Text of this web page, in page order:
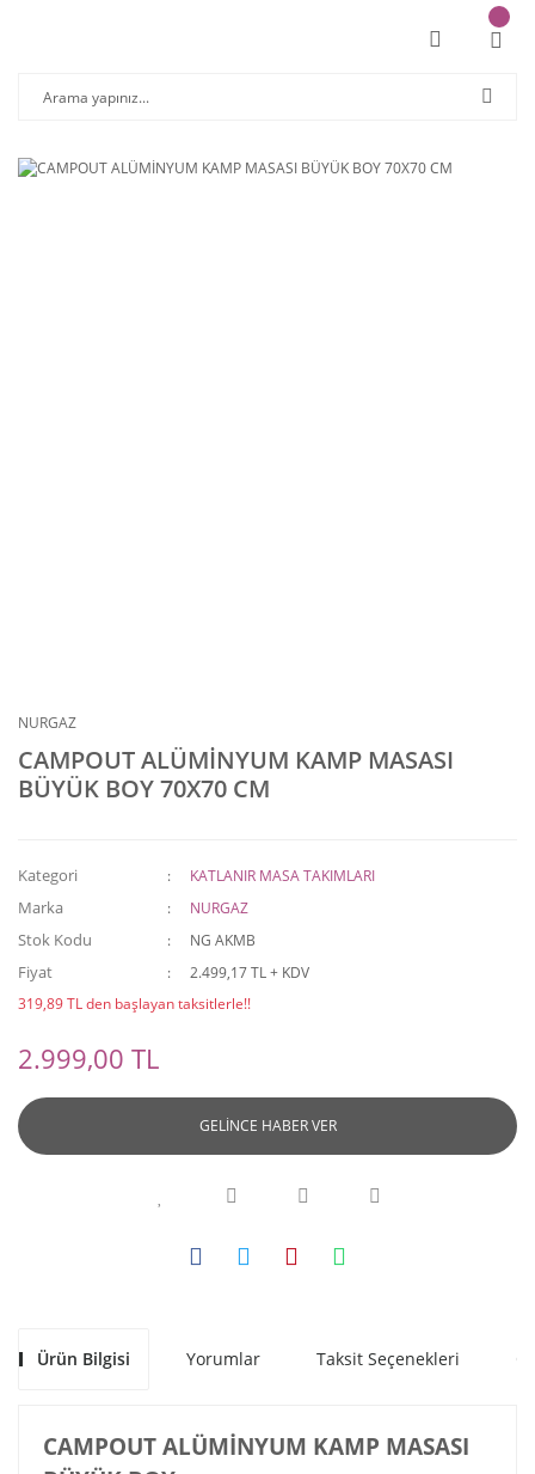
NURGAZ
CAMPOUT ALÜMİNYUM KAMP MASASI
BÜYÜK BOY 70X70 CM
Kategori KATLANIR MASA TAKIMLARI
Marka NURGAZ
Stok Kodu NG AKMB
Fiyat
2.499,17 TL + KDV
319,89 TL den başlayan taksitlerle!!
2.999,00 TL
GELİNCE HABER VER
Ürün Bilgisi Yorumlar Taksit Seçenekleri
CAMPOUT ALÜMİNYUM KAMP MASASI